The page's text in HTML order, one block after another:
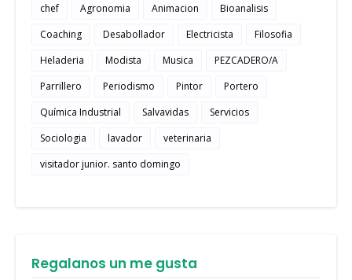
chef
Agronomia Animacion
Bioanalisis
Coaching
Desabollador Electricista
Filosofia
Heladeria
Modista Musica
PEZCADERO/A
Parrillero
Periodismo Pintor
Portero
Química Industrial
Salvavidas
Servicios
Sociologia
lavador
veterinaria
visitador junior. santo domingo
Regalanos un me gusta